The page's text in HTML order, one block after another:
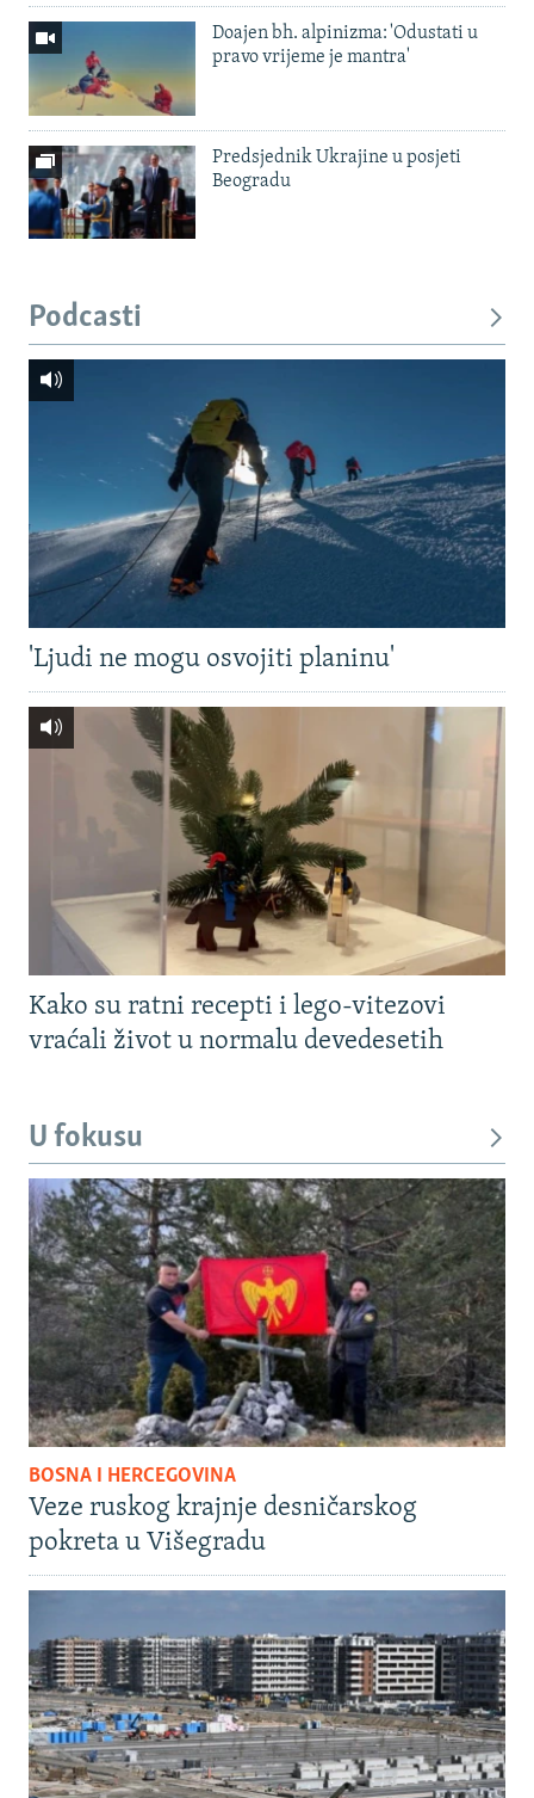
Doajen bh. alpinizma: 'Odustati u
pravo vrijeme je mantra'
Predsjednik Ukrajine u posjeti
Beogradu
Podcasti
'Ljudi ne mogu osvojiti planinu'
Kako su ratni recepti i lego-vitezovi
vraćali život u normalu devedesetih
U fokusu
BOSNA I HERCEGOVINA
Veze ruskog krajnje desničarskog
pokreta u Višegradu